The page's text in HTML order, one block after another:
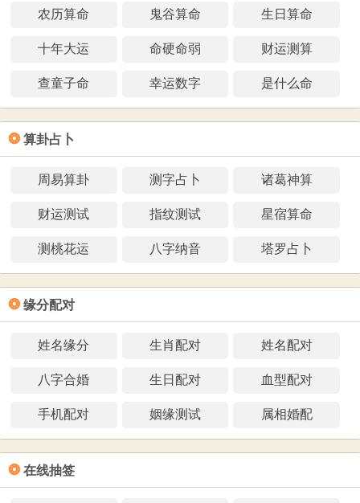
农历算命 鬼谷算命 生日算命
十年大运 命硬命弱 财运测算
查童子命 幸运数字 是什么命
❂ 算卦占卜
周易算卦 测字占卜 诸葛神算
财运测试 指纹测试 星宿算命
测桃花运 八字纳音 塔罗占卜
❂ 缘分配对
姓名缘分 生肖配对 姓名配对
八字合婚 生日配对 血型配对
手机配对 姻缘测试 属相婚配
❂ 在线抽签